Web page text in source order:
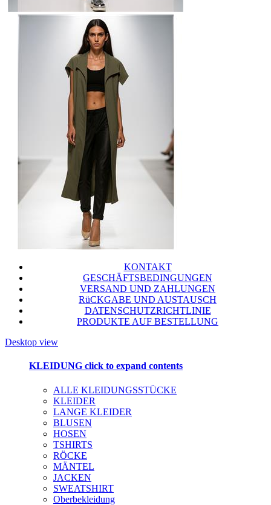
KONTAKT
GESCHÄFTSBEDINGUNGEN
VERSAND UND ZAHLUNGEN
RüCKGABE UND AUSTAUSCH
DATENSCHUTZRICHTLINIE
PRODUKTE AUF BESTELLUNG
Desktop view
KLEIDUNG click to expand contents
ALLE KLEIDUNGSSTÜCKE
KLEIDER
LANGE KLEIDER
BLUSEN
HOSEN
TSHIRTS
RÖCKE
MÄNTEL
JACKEN
SWEATSHIRT
Oberbekleidung